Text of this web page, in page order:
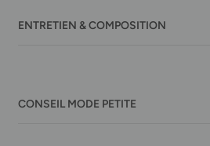
ENTRETIEN & COMPOSITION
CONSEIL MODE PETITE